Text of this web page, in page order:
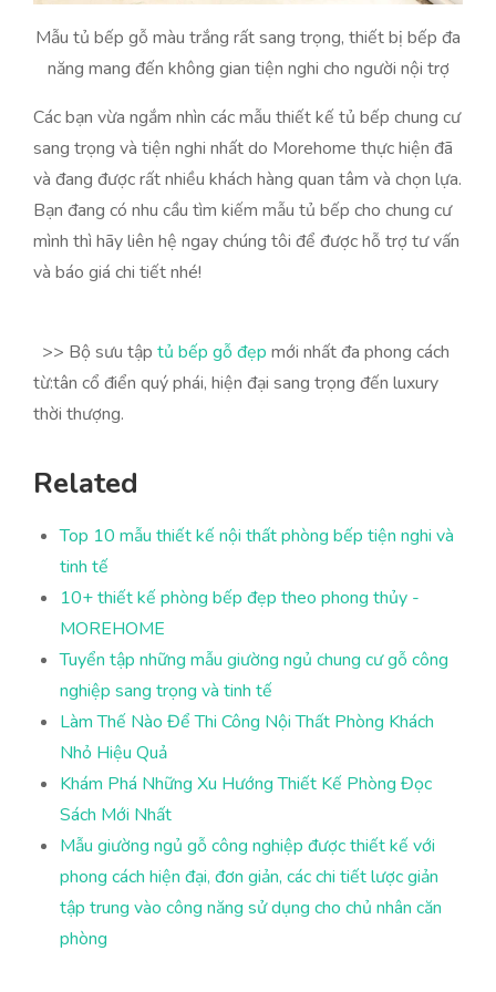
Mẫu tủ bếp gỗ màu trắng rất sang trọng, thiết bị bếp đa
năng mang đến không gian tiện nghi cho người nội trợ
Các bạn vừa ngắm nhìn các mẫu thiết kế tủ bếp chung cư
sang trọng và tiện nghi nhất do Morehome thực hiện đã
và đang được rất nhiều khách hàng quan tâm và chọn lựa.
Bạn đang có nhu cầu tìm kiếm mẫu tủ bếp cho chung cư
mình thì hãy liên hệ ngay chúng tôi để được hỗ trợ tư vấn
và báo giá chi tiết nhé!
>> Bộ sưu tập tủ bếp gỗ đẹp mới nhất đa phong cách
từ:tân cổ điển quý phái, hiện đại sang trọng đến luxury
thời thượng.
Related
Top 10 mẫu thiết kế nội thất phòng bếp tiện nghi và
tinh tế
10+ thiết kế phòng bếp đẹp theo phong thủy -
MOREHOME
Tuyển tập những mẫu giường ngủ chung cư gỗ công
nghiệp sang trọng và tinh tế
Làm Thế Nào Để Thi Công Nội Thất Phòng Khách
Nhỏ Hiệu Quả
Khám Phá Những Xu Hướng Thiết Kế Phòng Đọc
Sách Mới Nhất
Mẫu giường ngủ gỗ công nghiệp được thiết kế với
phong cách hiện đại, đơn giản, các chi tiết lược giản
tập trung vào công năng sử dụng cho chủ nhân căn
phòng